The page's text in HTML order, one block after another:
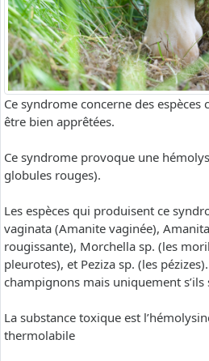
Ce syndrome concerne des
être bien apprêtées.
Ce syndrome provoque une
globules rouges).
Les espèces qui produisent ce
vaginata (Amanite vaginée),
rougissante), Morchella sp. (les
pleurotes), et Peziza sp. (les
champignons mais uniquement
La substance toxique est
thermolabile